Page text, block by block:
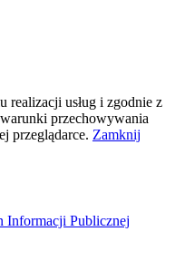
realizacji usług i zgodnie z
przechowywania
przeglądarce. Zamknij
Informacji Publicznej